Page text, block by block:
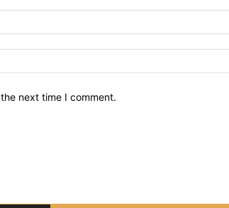
next time I comment.